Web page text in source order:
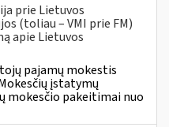
prie Lietuvos
(toliau – VMI prie FM)
apie Lietuvos
pajamų mokestis
įstatymų
mokesčio pakeitimai nuo